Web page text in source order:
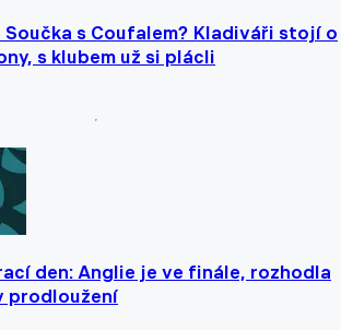
s Coufalem? Kladiváři stojí o
s klubem už si plácli
den: Anglie je ve finále, rozhodla
prodloužení